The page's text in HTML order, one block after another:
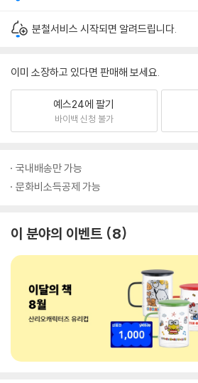
분철서비스 시작되면 알려드립니다.
이미 소장하고 있다면 판매해 보세요.
예스24에 팔기
바이백 신청 불가
국내배송만 가능
문화비소득공제 가능
이 분야의 이벤트 8